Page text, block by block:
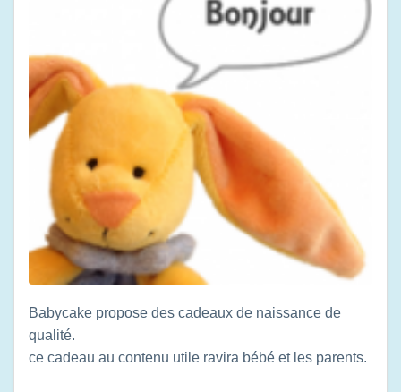
Babycake propose des cadeaux de naissance de
qualité.
ce cadeau au contenu utile ravira bébé et les parents.